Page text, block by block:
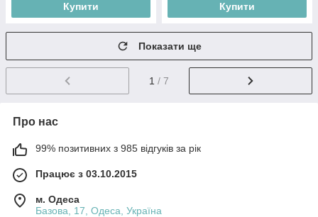
Купити Купити
Показати ще
1 / 7
Про нас
99% позитивних з 985 відгуків за рік
Працює з 03.10.2015
м. Одеса
Базова, 17, Одеса, Україна